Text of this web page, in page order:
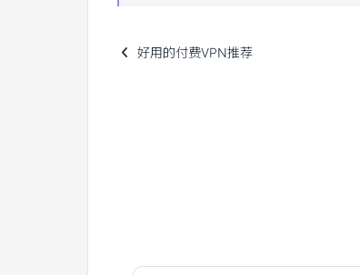
好用的付费VPN推荐